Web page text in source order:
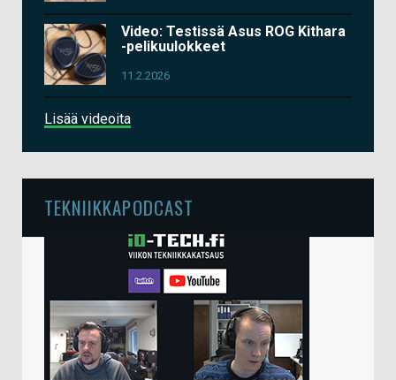
Video: Testissä Asus ROG Kithara
-pelikuulokkeet
11.2.2026
Lisää videoita
TEKNIIKKAPODCAST